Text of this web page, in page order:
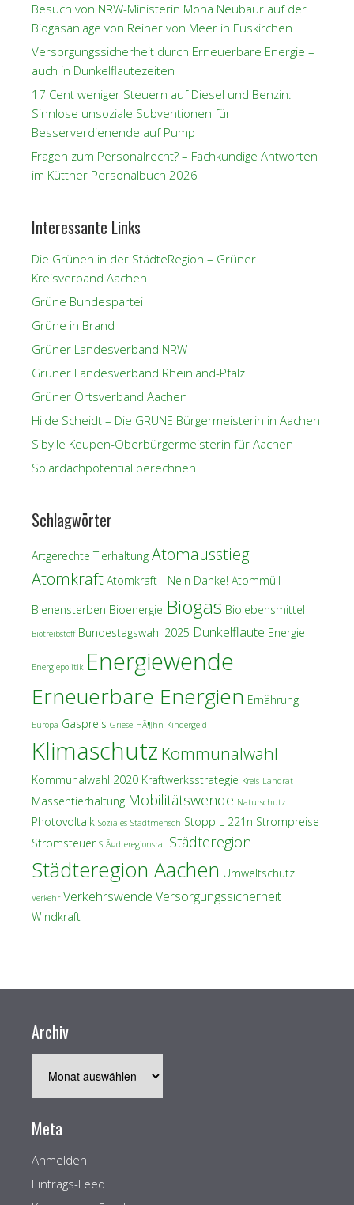
Besuch von NRW-Ministerin Mona Neubaur auf der
Biogasanlage von Reiner von Meer in Euskirchen
Versorgungssicherheit durch Erneuerbare Energie –
auch in Dunkelflautezeiten
17 Cent weniger Steuern auf Diesel und Benzin:
Sinnlose unsoziale Subventionen für
Besserverdienende auf Pump
Fragen zum Personalrecht? – Fachkundige Antworten
im Küttner Personalbuch 2026
Interessante Links
Die Grünen in der StädteRegion – Grüner
Kreisverband Aachen
Grüne Bundespartei
Grüne in Brand
Grüner Landesverband NRW
Grüner Landesverband Rheinland-Pfalz
Grüner Ortsverband Aachen
Hilde Scheidt – Die GRÜNE Bürgermeisterin in Aachen
Sibylle Keupen-Oberbürgermeisterin für Aachen
Solardachpotential berechnen
Schlagwörter
Artgerechte Tierhaltung Atomausstieg
Atomkraft Atomkraft - Nein Danke! Atommüll
Bienensterben Bioenergie Biogas Biolebensmittel
Biotreibstoff Bundestagswahl 2025 Dunkelflaute Energie
Energiepolitik Energiewende
Erneuerbare Energien Ernährung
Europa Gaspreis Griese HÃ¶hn Kindergeld
Klimaschutz Kommunalwahl
Kommunalwahl 2020 Kraftwerksstrategie Kreis Landrat
Massentierhaltung Mobilitätswende Naturschutz
Photovoltaik Soziales Stadtmensch Stopp L 221n Strompreise
Stromsteuer StÃ¤dteregionsrat Städteregion
Städteregion Aachen Umweltschutz
Verkehr Verkehrswende Versorgungssicherheit
Windkraft
Archiv
Meta
Anmelden
Eintrags-Feed